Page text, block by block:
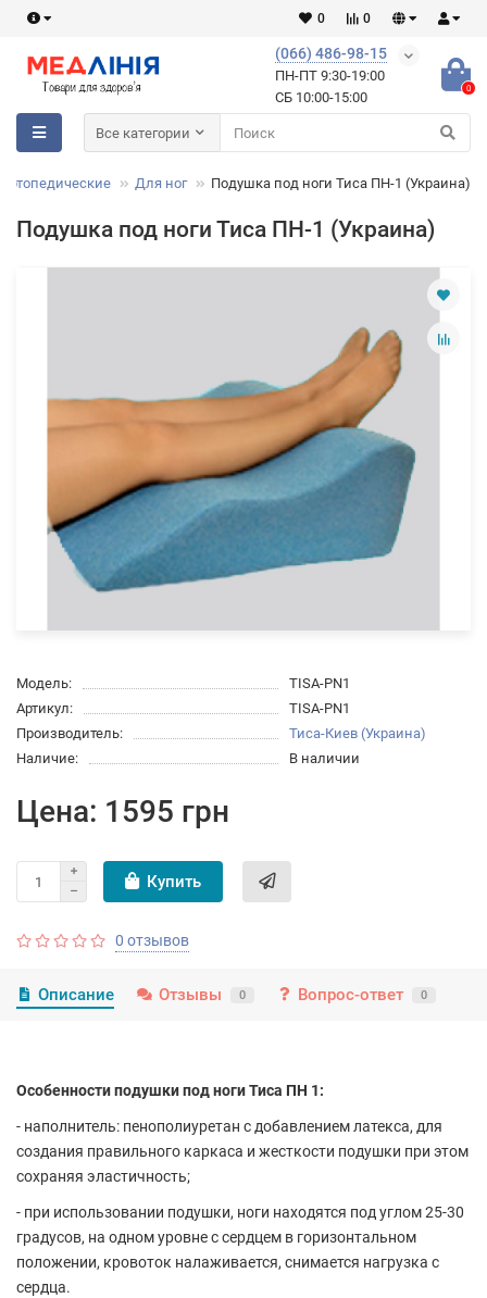
0
0
(066) 486-98-15
ПН-ПТ 9:30-19:00
СБ 10:00-15:00
0
Все категории
Для ног Подушка под ноги Тиса ПН-1 (Украина)
Подушка под ноги Тиса ПН-1 (Украина)
Модель:
TISA-PN1
Артикул:
TISA-PN1
Производитель:
Тиса-Киев (Украина)
Наличие:
В наличии
Цена: 1595 грн
Купить
0 отзывов
Описание Отзывы 0 Вопрос-ответ 0
Особенности подушки под ноги Тиса ПН 1:
- наполнитель: пенополиуретан с добавлением латекса, для
создания правильного каркаса и жесткости подушки при этом
сохраняя эластичность;
- при использовании подушки, ноги находятся под углом 25-30
градусов, на одном уровне с сердцем в горизонтальном
положении, кровоток налаживается, снимается нагрузка с
сердца.